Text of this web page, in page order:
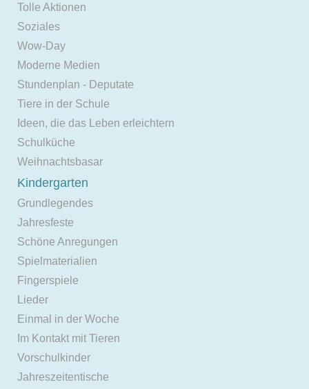
Tolle Aktionen
Soziales
Wow-Day
Moderne Medien
Stundenplan - Deputate
Tiere in der Schule
Ideen, die das Leben erleichtern
Schulküche
Weihnachtsbasar
Kindergarten
Grundlegendes
Jahresfeste
Schöne Anregungen
Spielmaterialien
Fingerspiele
Lieder
Einmal in der Woche
Im Kontakt mit Tieren
Vorschulkinder
Jahreszeitentische